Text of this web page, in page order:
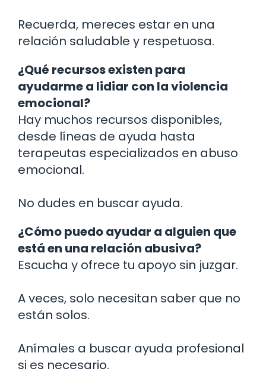
Recuerda, mereces estar en una
relación saludable y respetuosa.
¿Qué recursos existen para
ayudarme a lidiar con la violencia
emocional?
Hay muchos recursos disponibles,
desde líneas de ayuda hasta
terapeutas especializados en abuso
emocional.
No dudes en buscar ayuda.
¿Cómo puedo ayudar a alguien que
está en una relación abusiva?
Escucha y ofrece tu apoyo sin juzgar.
A veces, solo necesitan saber que no
están solos.
Anímales a buscar ayuda profesional
si es necesario.